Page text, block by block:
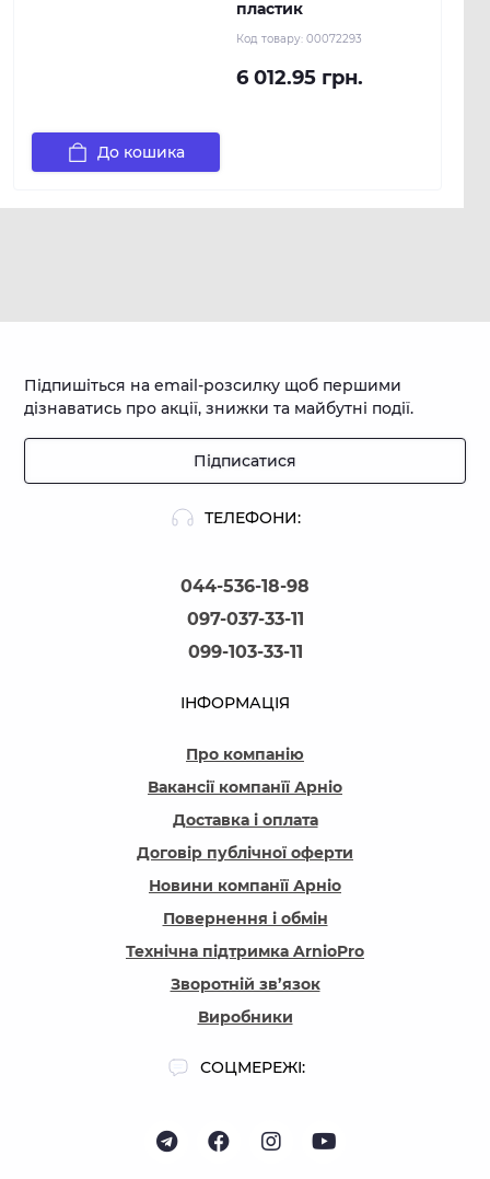
пластик
Код товару: 00072293
6 012.95 грн.
До кошика
ТЕЛЕФОНИ:
044-536-18-98
097-037-33-11
099-103-33-11
Підпишіться на email-розсилку щоб першими
дізнаватись про акції, знижки та майбутні події.
Підписатися
ІНФОРМАЦІЯ
Про компанію
Вакансії компанїї Арніо
Доставка і оплата
Договір публічної оферти
Новини компанїї Арніо
Повернення і обмін
Технічна підтримка ArnioPro
Зворотній зв’язок
Виробники
СОЦМЕРЕЖІ: